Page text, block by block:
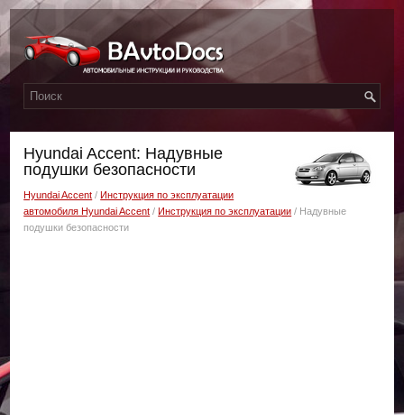
Hyundai Accent: Надувные
подушки безопасности
Hyundai Accent /Инструкция по эксплуатации
автомобиля Hyundai Accent /Инструкция по эксплуатации / Надувные
подушки безопасности